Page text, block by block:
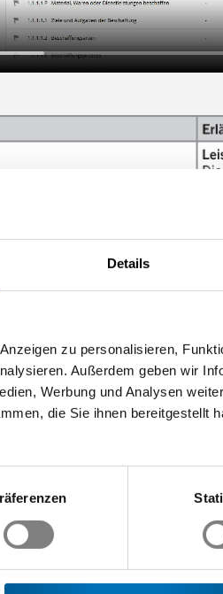
Details
zu personalisieren,
Außerdem geben wir
Werbung und Analysen
die Sie ihnen bereitgestellt